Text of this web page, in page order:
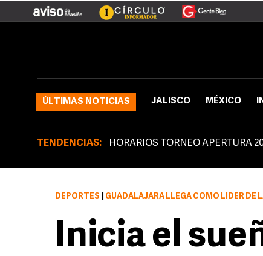
ÚLTIMAS NOTICIAS JALISCO MÉXICO
TENDENCIAS: HORARIOS TORNEO APERTURA
DEPORTES GUADALAJARA LLEGA COMO LÍDER DE
Inicia el